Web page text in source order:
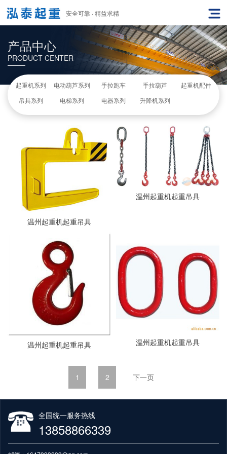
安全可靠 · 精益求精
产品中心
PRODUCT CENTER
起重机系列 电动葫芦系列 手拉跑车 手拉葫芦
起重机配件
吊具系列
电梯系列 电器系列 升降机系列
温州起重机起重吊具
温州起重机起重吊具
温州起重机起重吊具 温州起重机起重吊具
1 2
全国统一服务热线
13858866339